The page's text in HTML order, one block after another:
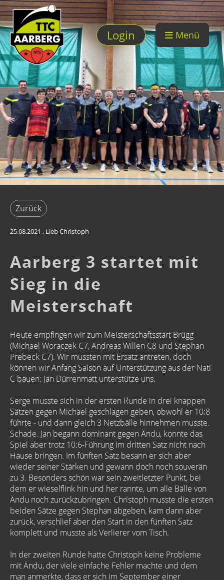
Login Menü
Zurück
25.08.2021 , Lieb Christoph
Aarberg 3 startet mit
Sieg in die
Meisterschaft
Heute empfingen wir zum Meisterschaftsstart Brügg
(Michael Woraczek C7, Andreas Willen C8 und Stephan
Prebeck C7). Wir mussten mit Ersatz antreten, doch
können wir Anfang Saison auf Unterstützung aus der Nati
C bauen: Jan Dürrenmatt unterstütze uns.
Serge musste sich in der ersten Runde in drei knappen
Sätzen gegen Michael geschlagen geben, obwohl er 10:8
führte - und dann gleich 3 Netzbälle hinnehmen musste.
Schade. Jan begann dominant gegen Ändu, konnte das
Spiel aber trotz 10:6-Führung im dritten Satz nicht nach
Hause bringen. Im fünften Satz besann er sich aber
wieder seiner Stärken und gewann doch noch souverän
zu 3. Besonders schön war sein zweitletzter Punkt, bei
dem er wieselflink hin und her rannte, um alle Bälle von
Ändu noch zurückzubringen. Christoph musste die ersten
beiden Sätze gegen Stephan abgeben, kam dann aber
zurück, verschlief aber den Start in den fünften Satz
komplett und musste als Verlierer vom Tisch.
In der zweiten Runde hatte Christoph keine Probleme
mit Ändu, der viele einfache Fehler machte und dem
man anmerkte, dass er sich im September einer